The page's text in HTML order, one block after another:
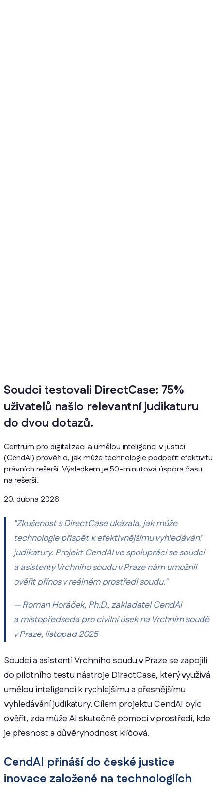
Soudci testovali DirectCase: 75%
uživatelů našlo relevantní judikaturu
do dvou dotazů.
Centrum pro digitalizaci a umělou inteligenci v justici
(CendAI) prověřilo, jak může technologie podpořit efektivitu
právních rešerší. Výsledkem je 50-minutová úspora času
na rešerši.
20. dubna 2026
"Zkušenost s DirectCase ukázala, jak může
technologie přispět k efektivnějšímu vyhledávání
judikatury. Projekt CendAI ve spolupráci se soudci
a asistenty Vrchního soudu v Praze nám umožnil
ověřit přínos v reálném prostředí soudu."
— Roman Horáček, Ph.D., zakladatel CendAI
a místopředseda pro civilní úsek na Vrchním soudě
v Praze, listopad 2025
Soudci a asistenti Vrchního soudu v Praze se zapojili
do pilotního testu nástroje DirectCase, který využívá
umělou inteligenci k rychlejšímu a přesnějšímu
vyhledávání judikatury. Cílem projektu CendAI bylo
ověřit, zda může AI skutečně pomoci v prostředí, kde
je přesnost a důvěryhodnost klíčová.
CendAI přináší do české justice
inovace založené na technologiích